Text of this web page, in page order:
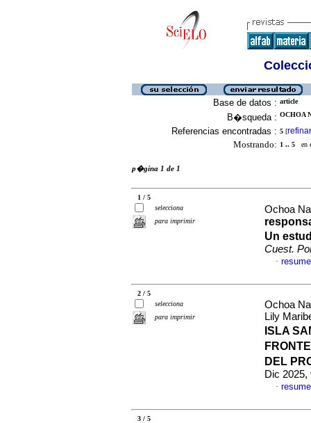
Base de datos : article
B�squeda : OCHOA
Referencias encontradas : 5 [refinar
Mostrando: 1 .. 5 en
p�gina 1 de 1
1 / 5
selecciona
para imprimir
Ochoa
Un
Cuest.
·
2 / 5
selecciona
para imprimir
Ochoa
Lily
ISLA
DEL
Dic 2025,
·
3 / 5